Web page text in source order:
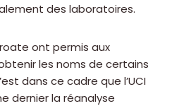
des laboratoires.
ont permis aux
les noms de certains
dans ce cadre que l’UCI
dernier la réanalyse